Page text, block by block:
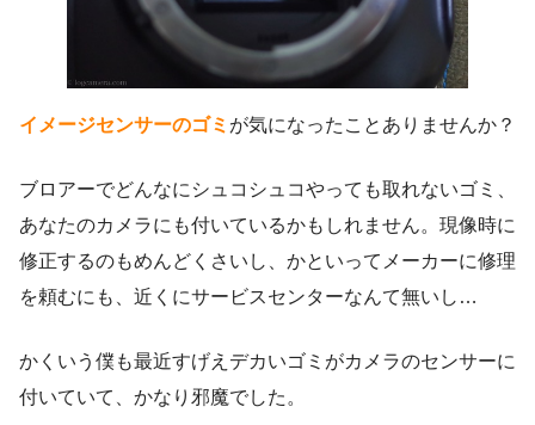
イメージセンサーのゴミ が気になったことありませんか？
ブロアーでどんなにシュコシュコやっても取れないゴミ、
あなたのカメラにも付いているかもしれません。現像時に
修正するのもめんどくさいし、かといってメーカーに修理
を頼むにも、近くにサービスセンターなんて無いし…
かくいう僕も最近すげえデカいゴミがカメラのセンサーに
付いていて、かなり邪魔でした。